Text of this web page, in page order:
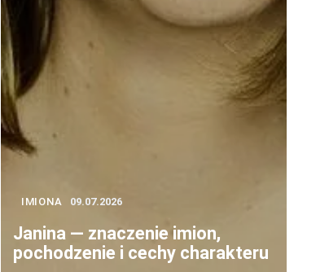
IMIONA 09.07.2026
Janina — znaczenie imion,
pochodzenie i cechy charakteru